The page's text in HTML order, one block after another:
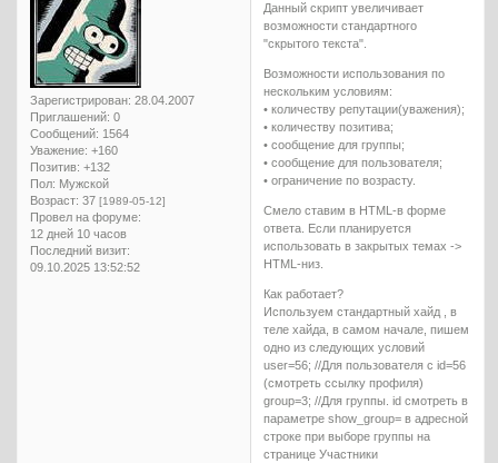
Зарегистрирован: 28.04.2007
Приглашений: 0
Сообщений: 1564
Уважение: +160
Позитив: +132
Пол: Мужской
Возраст: 37 [1989-05-12]
Провел на форуме:
12 дней 10 часов
Последний визит:
09.10.2025 13:52:52
Данный скрипт увеличивает
возможности стандартного
"скрытого текста".
Возможности использования по
нескольким условиям:
• количеству репутации(уважения);
• количеству позитива;
• сообщение для группы;
• сообщение для пользователя;
• ограничение по возрасту.
Смело ставим в HTML-в форме
ответа. Если планируется
использовать в закрытых темах ->
HTML-низ.
Как работает?
Используем стандартный хайд , в
теле хайда, в самом начале, пишем
одно из следующих условий
user=56; //Для пользователя с id=56
(смотреть ссылку профиля)
group=3; //Для группы. id смотреть в
параметре show_group= в адресной
строке при выборе группы на
странице Участники